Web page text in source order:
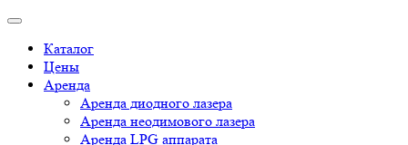
Каталог
Цены
Аренда
Аренда диодного лазера
Аренда неодимового лазера
Аренда LPG аппарата